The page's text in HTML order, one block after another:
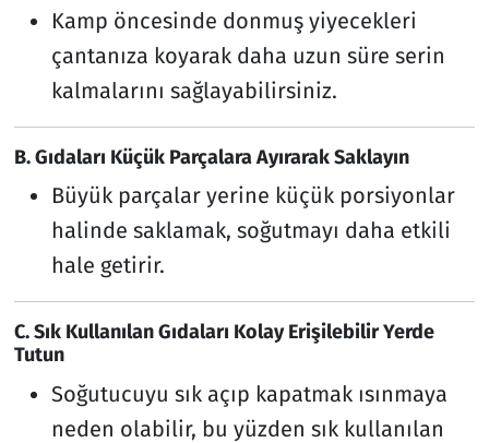
Kamp öncesinde donmuş yiyecekleri
çantanıza koyarak daha uzun süre serin
kalmalarını sağlayabilirsiniz.
B. Gıdaları Küçük Parçalara Ayırarak Saklayın
Büyük parçalar yerine küçük porsiyonlar
halinde saklamak, soğutmayı daha etkili
hale getirir.
C. Sık Kullanılan Gıdaları Kolay Erişilebilir Yerde
Tutun
Soğutucuyu sık açıp kapatmak ısınmaya
neden olabilir, bu yüzden sık kullanılan